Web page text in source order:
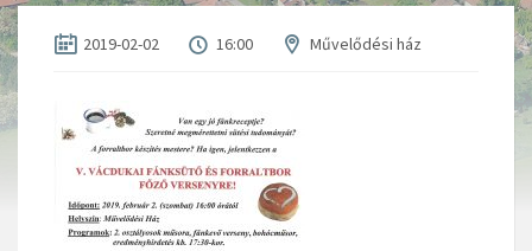
2019-02-02 16:00 Művelődési ház